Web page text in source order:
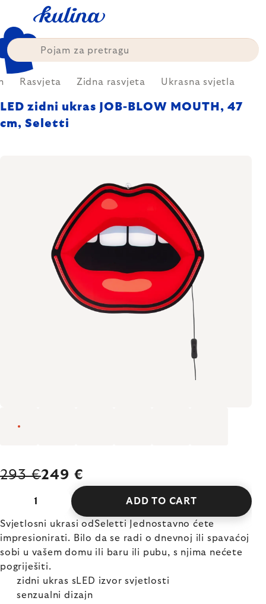
content
Rasvjeta Zidna rasvjeta Ukrasna svjetla
LED zidni ukras JOB-BLOW MOUTH, 47
cm, Seletti
293 €249 €
ADD TO CART
Svjetlosni ukrasi odSeletti Jednostavno ćete
impresionirati. Bilo da se radi o dnevnoj ili spavaćoj
sobi u vašem domu ili baru ili pubu, s njima nećete
pogriješiti.
zidni ukras sLED izvor svjetlosti
senzualni dizajn